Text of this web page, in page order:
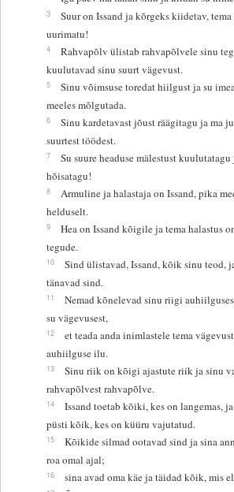
3
Suur on Issand ja kõrgeks kiidetav, tema
uurimatu!
4
Rahvapõlv ülistab rahvapõlvele sinu
kuulutavad sinu suurt vägevust.
5
Sinu võimsuse toredat hiilgust ja su
meeles mõlgutada.
6
Sinu kardetavast jõust räägitagu ja ma
suurtest töödest.
7
Su suure headuse mälestust
hõisatagu!
8
Armuline ja halastaja on Issand, pika
helduselt.
9
Hea on Issand kõigile ja tema halastus
tegude.
10
Sind ülistavad, Issand, kõik sinu teod,
tänavad sind.
11
Nemad kõnelevad sinu riigi
su vägevusest,
12
et teada anda inimlastele tema
auhiilguse ilu.
13
Sinu riik on kõigi ajastute riik ja sinu
rahvapõlvest rahvapõlve.
14
Issand toetab kõiki, kes on langemas,
püsti kõik, kes on küüru vajutatud.
15
Kõikide silmad ootavad sind ja sina
roa omal ajal;
16 sina avad oma käe ja täidad kõik, mis